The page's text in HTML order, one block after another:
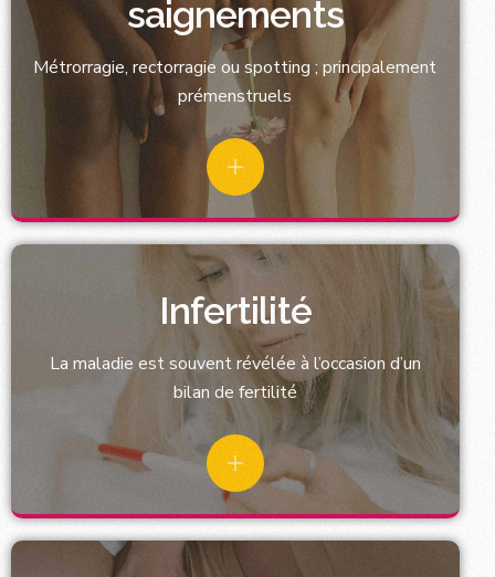
saignements
Métrorragie, rectorragie ou spotting ; principalement
prémenstruels
Infertilité
La maladie est souvent révélée à l’occasion d’un
bilan de fertilité